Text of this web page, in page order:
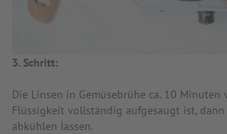
3. Schritt:
Die Linsen in Gemüsebrühe ca. 10 Minuten
Flüssigkeit vollständig aufgesaugt ist,
abkühlen lassen.